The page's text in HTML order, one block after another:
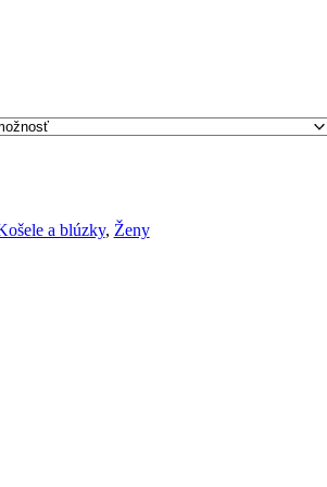
a blúzky, Ženy